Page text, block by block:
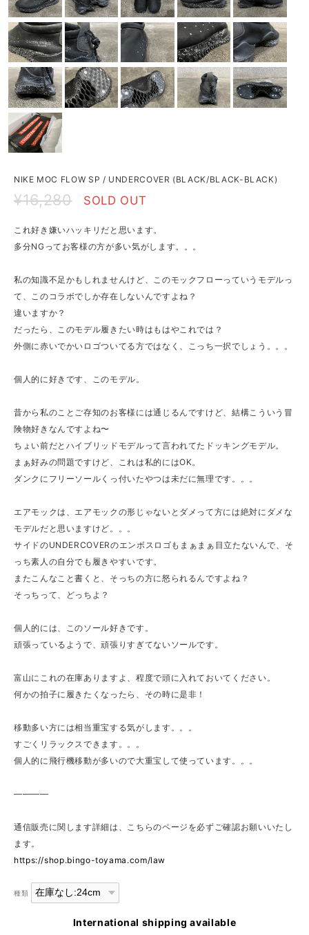
NIKE MOC FLOW SP / UNDERCOVER (BLACK/BLACK-BLACK)
¥16,280 SOLD OUT
これ好き嫌いハッキリだと思います。
多分NGってお客様の方が多い気がします。。。
私の知識不足かもしれませんけど、このモックフローっていうモデルっ
て、このコラボでしか存在しないんですよね？
違いますか？
だったら、このモデル履きたい時はもはやこれでは？
外側に赤いでかいロゴついてる方ではなく、こっち一択でしょう。。。
個人的に好きです、このモデル。
昔から私のことご存知のお客様には通じるんですけど、結構こういう冒
険物好きなんですよね〜
ちょい前だとハイブリッドモデルって言われてたドッキングモデル。
まぁ好みの問題ですけど、これは私的にはOK。
ダンクにフリーソールくっ付いたやつは未だに無理です。。。
エアモックは、エアモックの形じゃないとダメって方には絶対にダメな
モデルだと思いますけど。。。
サイドのUNDERCOVERのエンボスロゴもまぁまぁ目立たないんで、そ
っち素人の自分でも履きやすいです。
またこんなこと書くと、そっちの方に怒られるんですよね？
そっちって、どっちよ？
個人的には、このソール好きです。
頑張っているようで、頑張りすぎてないソールです。
富山にこれの在庫ありますよ、程度で頭に入れておいてください。
何かの拍子に履きたくなったら、その時に是非！
移動多い方には相当重宝する気がします。。。
すごくリラックスできます。。。
個人的に飛行機移動が多いので大重宝して使っています。。。
————
通信販売に関します詳細は、こちらのページを必ずご確認お願いいたし
ます。
https://shop.bingo-toyama.com/law
種類
International shipping available